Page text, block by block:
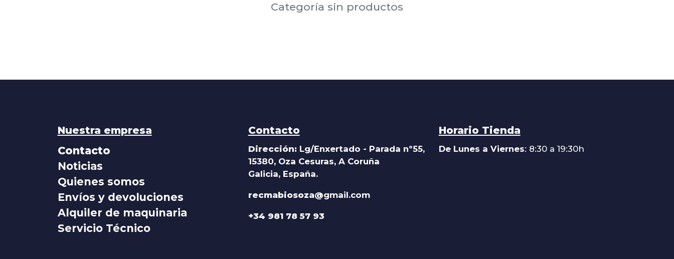
Categoría sin productos
Nuestra empresa
Contacto
Noticias
Quienes somos
Envíos y devoluciones
Alquiler de maquinaria
Servicio Técnico
Contacto
Dirección: Lg/Enxertado - Parada nº55,
15380, Oza Cesuras, A Coruña
Galicia, España.
recmabiosoza@gmail.com
+34 981 78 57 93
Horario Tienda
De Lunes a Viernes: 8:30 a 19:30h